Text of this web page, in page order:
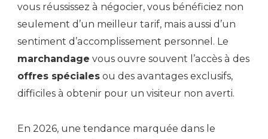
vous réussissez à négocier, vous bénéficiez non
seulement d’un meilleur tarif, mais aussi d’un
sentiment d’accomplissement personnel. Le
marchandage vous ouvre souvent l’accès à des
offres spéciales ou des avantages exclusifs,
difficiles à obtenir pour un visiteur non averti.
En 2026, une tendance marquée dans le